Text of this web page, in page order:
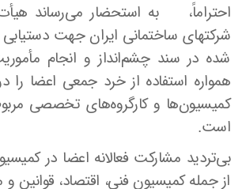
احتراماً، به استحضار می‌رساند
شرکتهای ساختمانی ایران جهت
شده در سند چشم‌انداز و انجام
همواره استفاده از خرد جمعی اعضا را
کمیسیون‌ها و کارگروه‌های تخصصی
است.
بی‌تردید مشارکت فعالانه اعضا در
از جمله کمیسیون فنی، اقتصاد، قوانین